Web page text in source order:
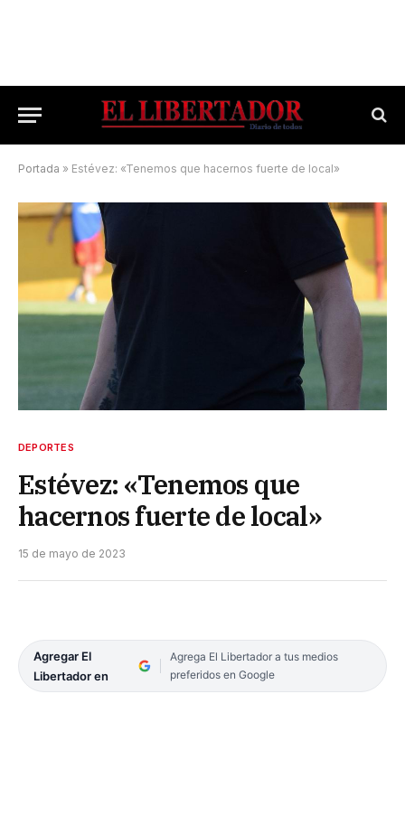
Portada » Estévez: «Tenemos que hacernos fuerte de local»
DEPORTES
Estévez: «Tenemos que
hacernos fuerte de local»
15 de mayo de 2023
Agregar El
Libertador en
Agrega El Libertador a tus medios
preferidos en Google